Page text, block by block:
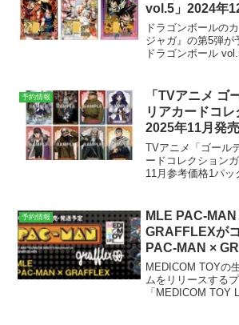
vol.5」2024年
ックプラカー
ドラゴンボールの
ジャガ』の第5弾が
ドラゴンボール
月2日参考価格1個
（20個入） 3,300
プカード 全30種メ
予約情報
「TVアニメ ゴ
リアカードコレ
2025年11月発
カード1種）
TVアニメ「ゴール
ードコレクション
11月参考価格1パッ
（税込）1BOX （
（税込）ラインナ
（+特典カード1種
予約情報
MLE PAC-
GRAFFLEXが
PAC-MAN ×
シリーズが
24日より予約
MEDICOM TOYの
ムをリリースする
「MEDICOM TOY
「PAC-MAN（パッ